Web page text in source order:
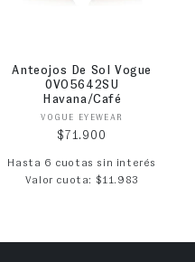
Anteojos De Sol Vogue
0VO5642SU
Havana/Café
Proveedor:
VOGUE EYEWEAR
Precio habitual
$71.900
Hasta 6 cuotas sin interés
Valor cuota: $11.983